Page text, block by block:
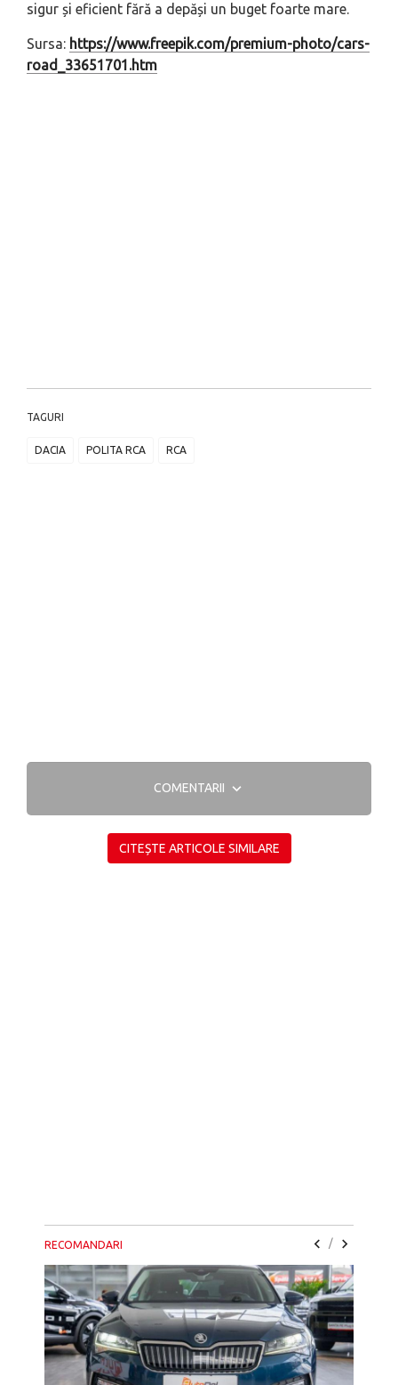
sigur și eficient fără a depăși un buget foarte mare.
Sursa: https://www.freepik.com/premium-photo/cars-
road_33651701.htm
TAGURI
DACIA POLITA RCA RCA
COMENTARII
CITEȘTE ARTICOLE SIMILARE
RECOMANDARI /